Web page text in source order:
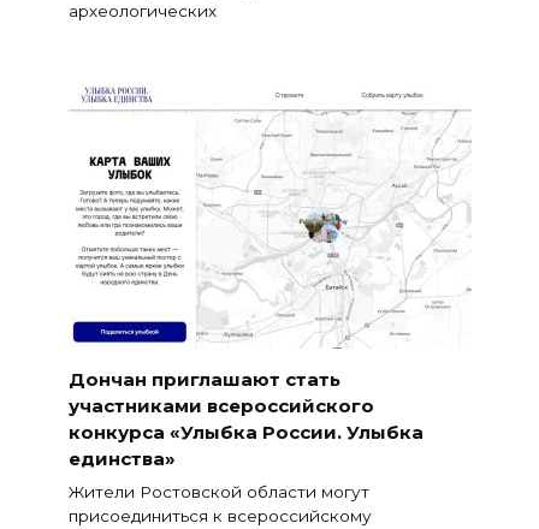
археологических
Дончан приглашают стать
участниками всероссийского
конкурса «Улыбка России. Улыбка
единства»
Жители Ростовской области могут
присоединиться к всероссийскому